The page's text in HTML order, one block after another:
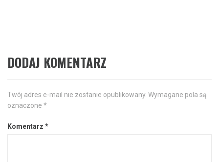
DODAJ KOMENTARZ
Twój adres e-mail nie zostanie opublikowany. Wymagane pola są
oznaczone *
Komentarz *